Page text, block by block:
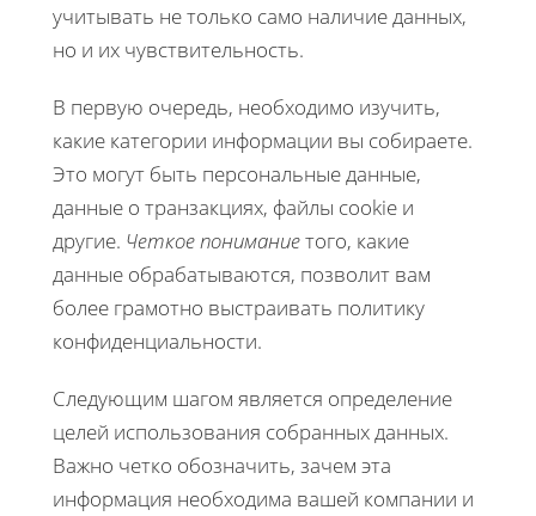
учитывать не только само наличие данных,
но и их чувствительность.
В первую очередь, необходимо изучить,
какие категории информации вы собираете.
Это могут быть персональные данные,
данные о транзакциях, файлы cookie и
другие. Четкое пониманиетого, какие
данные обрабатываются, позволит вам
более грамотно выстраивать политику
конфиденциальности.
Следующим шагом является определение
целей использования собранных данных.
Важно четко обозначить, зачем эта
информация необходима вашей компании и